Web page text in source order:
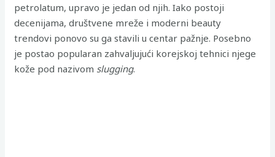
petrolatum, upravo je jedan od njih. Iako postoji
decenijama, društvene mreže i moderni beauty
trendovi ponovo su ga stavili u centar pažnje. Posebno
je postao popularan zahvaljujući korejskoj tehnici njege
kože pod nazivom slugging.